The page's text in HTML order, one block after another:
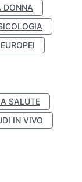
DONNA
SALUTE
IN VIVO